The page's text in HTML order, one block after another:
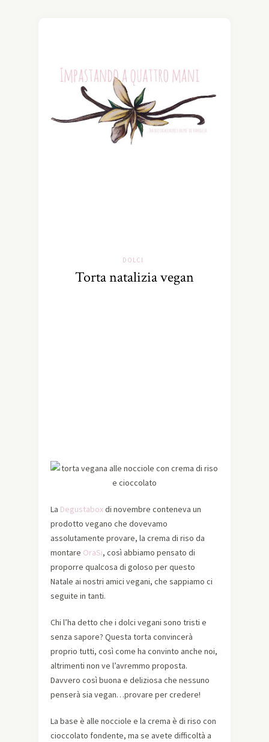
DOLCI
Torta natalizia vegan
La Degustaboxdi novembre conteneva un
prodotto vegano che dovevamo
assolutamente provare, la crema di riso da
montare OraSi, così abbiamo pensato di
proporre qualcosa di goloso per questo
Natale ai nostri amici vegani, che sappiamo ci
seguite in tanti.
Chi l’ha detto che i dolci vegani sono tristi e
senza sapore? Questa torta convincerà
proprio tutti, così come ha convinto anche noi,
altrimenti non ve l’avremmo proposta.
Davvero così buona e deliziosa che nessuno
penserà sia vegan…provare per credere!
La base è alle nocciole e la crema è di riso con
cioccolato fondente, ma se avete difficoltà a